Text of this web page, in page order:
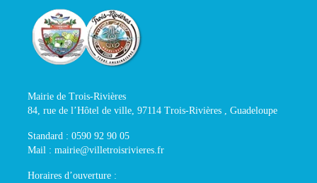
Mairie de Trois-Rivières
84, rue de l’Hôtel de ville, 97114 Trois-Rivières , Guadeloupe
Standard : 0590 92 90 05
Mail : mairie@villetroisrivieres.fr
Horaires d’ouverture :